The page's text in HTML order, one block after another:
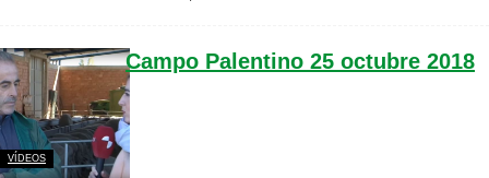
VÍDEOS
Campo Palentino 25 octubre 2018